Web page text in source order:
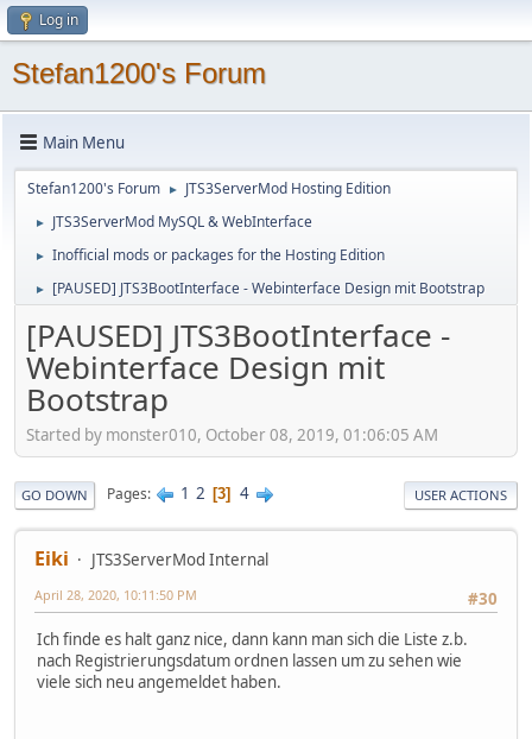
Log in
Stefan1200's Forum
Main Menu
Stefan1200's Forum ► JTS3ServerMod Hosting Edition
► JTS3ServerMod MySQL & WebInterface
► Inofficial mods or packages for the Hosting Edition
► [PAUSED] JTS3BootInterface - Webinterface Design mit Bootstrap
[PAUSED] JTS3BootInterface -
Webinterface Design mit
Bootstrap
Started by monster010, October 08, 2019, 01:06:05 AM
GO DOWN Pages 1 2 3 4 USER ACTIONS
Eiki
JTS3ServerMod Internal
#30
April 28, 2020, 10:11:50 PM
Ich finde es halt ganz nice, dann kann man sich die Liste z.b.
nach Registrierungsdatum ordnen lassen um zu sehen wie
viele sich neu angemeldet haben.